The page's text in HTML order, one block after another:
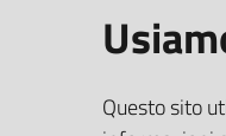
Italia
centralino:
PEC
Questo sito